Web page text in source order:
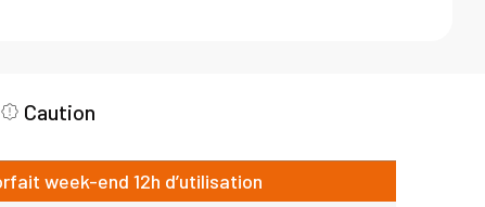
Caution
week-end 12h d’utilisation